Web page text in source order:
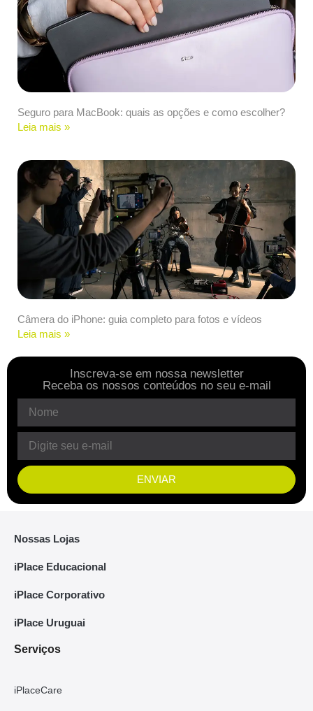
Seguro para MacBook: quais as opções e como escolher?
Leia mais »
Câmera do iPhone: guia completo para fotos e vídeos
Leia mais »
Inscreva-se em nossa newsletter
Receba os nossos conteúdos no seu e-mail
ENVIAR
Nossas Lojas
iPlace Educacional
iPlace Corporativo
iPlace Uruguai
Serviços
iPlaceCare